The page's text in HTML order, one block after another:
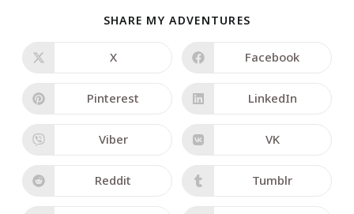
SHARE MY ADVENTURES
X Facebook
Pinterest LinkedIn
Viber VK
Reddit Tumblr